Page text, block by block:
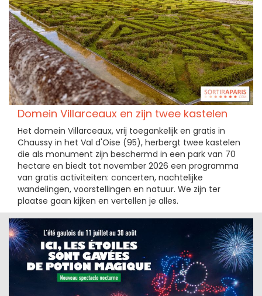
Domein Villarceaux en zijn twee kastelen
Het domein Villarceaux, vrij toegankelijk en gratis in
Chaussy in het Val d'Oise (95), herbergt twee kastelen
die als monument zijn beschermd in een park van 70
hectare en biedt tot november 2026 een programma
van gratis activiteiten: concerten, nachtelijke
wandelingen, voorstellingen en natuur. We zijn ter
plaatse gaan kijken en vertellen je alles.